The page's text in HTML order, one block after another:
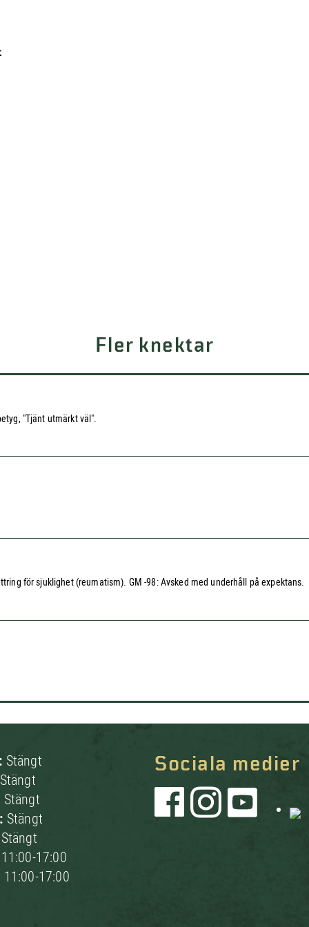
Fler knektar
"Tjänt utmärkt väl".
för sjuklighet (reumatism). GM -98: Avsked med underhåll på expektans.
Stängt
Stängt
Stängt
Stängt
Stängt
11:00-17:00
11:00-17:00
Sociala medier